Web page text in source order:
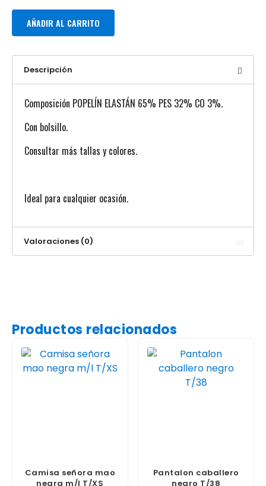
AÑADIR AL CARRITO
Descripción
Composición POPELÍN ELASTÁN 65% PES 32% CO 3%.
Con bolsillo.
Consultar más tallas y colores.
Ideal para cualquier ocasión.
Valoraciones (0)
Productos relacionados
Camisa señora mao
negra m/l T/XS
Pantalon caballero
negro T/38